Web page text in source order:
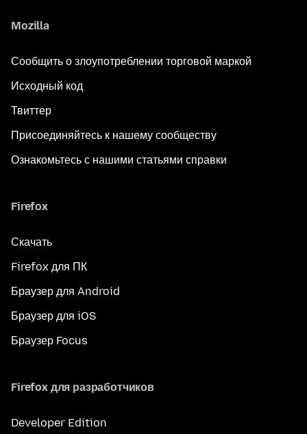
Mozilla
Сообщить о злоупотреблении торговой маркой
Исходный код
Твиттер
Присоединяйтесь к нашему сообществу
Ознакомьтесь с нашими статьями справки
Firefox
Скачать
Firefox для ПК
Браузер для Android
Браузер для iOS
Браузер Focus
Firefox для разработчиков
Developer Edition